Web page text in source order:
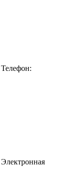
Телефон:
Электронная